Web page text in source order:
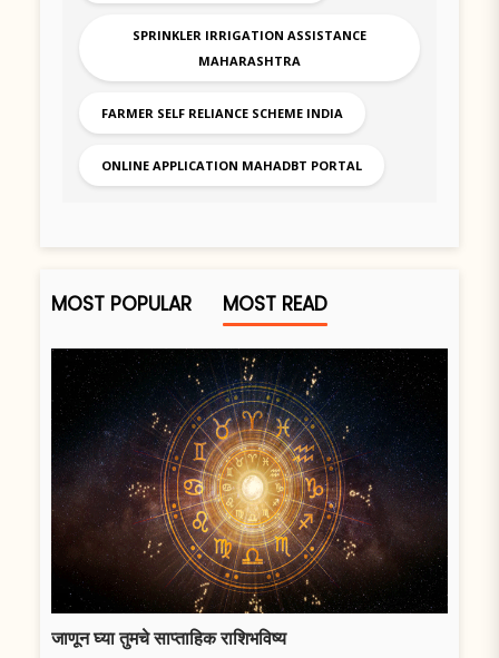
SPRINKLER IRRIGATION ASSISTANCE
MAHARASHTRA
FARMER SELF RELIANCE SCHEME INDIA
ONLINE APPLICATION MAHADBT PORTAL
MOST POPULAR MOST READ
जाणून घ्या तुमचे साप्ताहिक राशिभविष्य